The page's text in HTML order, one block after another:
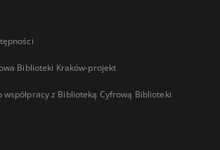
Biblioteki Kraków-projekt
współpracy z Biblioteką Cyfrową Biblioteki